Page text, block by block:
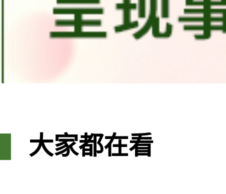
大家都在看